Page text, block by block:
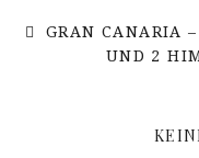
GRAN CANARIA
UND 2